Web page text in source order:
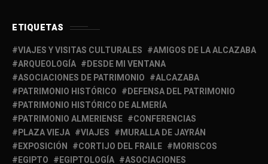
ETIQUETAS
VIAJES Y VISITAS CULTURALES
AMIGOS DE LA ALCAZABA
ARQUEOLOGÍA
DESDE MI VENTANA
ASOCIACIONES DE PATRIMONIO
ALCAZABA
PATRIMONIO HISTÓRICO
DEFENSA DEL PATRIMONIO
PATRIMONIO HISTÓRICO DE ALMERÍA
PATRIMONIO ALMERIENSE
CONFERENCIAS
PLAZA VIEJA
VIAJES
MURALLA DE JAYRÁN
EXPOSICIÓN
CORTIJO DEL FRAILE
MORISCOS
EGIPTO
EGIPTOLOGÍA
ASOCIACIONES